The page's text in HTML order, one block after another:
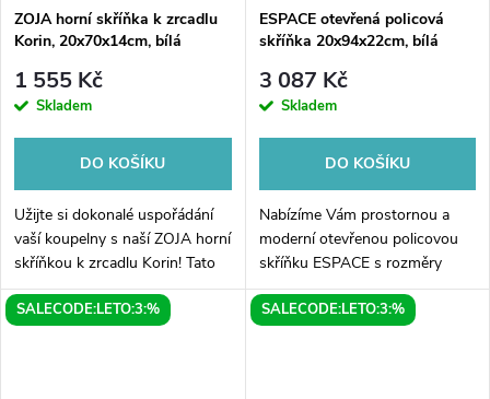
ZOJA horní skříňka k zrcadlu
Korin, 20x70x14cm, bílá
1 555 Kč
Skladem
DO KOŠÍKU
Užijte si dokonalé uspořádání
vaší koupelny s naší ZOJA horní
skříňkou k zrcadlu Korin! Tato
moderní skříňka o rozměrech
20x70x14cm je nejen
ESPACE otevřená policová
skříňka 20x94x22cm, bílá
3 087 Kč
Skladem
DO KOŠÍKU
Nabízíme Vám prostornou a
moderní otevřenou policovou
skříňku ESPACE s rozměry
20x94x22cm, která bude
skvělým doplňkem pro Vaše
SALECODE:LETO:3:% SALECODE:LETO:3:%